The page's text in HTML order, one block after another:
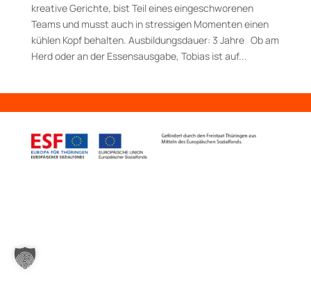
kreative Gerichte, bist Teil eines eingeschworenen
Teams und musst auch in stressigen Momenten einen
kühlen Kopf behalten. Aus­bildungs­dauer: 3 Jahre Ob am
Herd oder an der Essensausgabe, Tobias ist auf...